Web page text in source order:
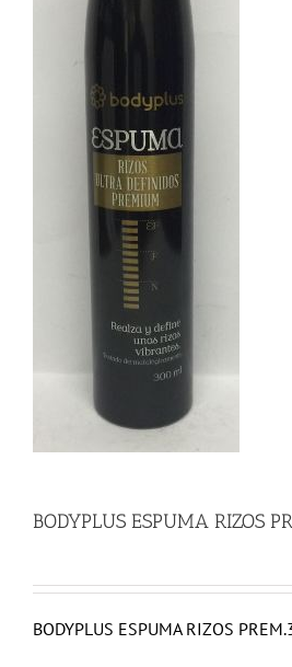
BODYPLUS ESPUMA RIZOS
BODYPLUS ESPUMA RIZOS